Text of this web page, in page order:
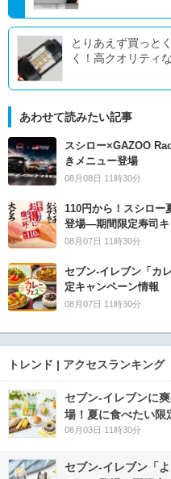
とりあえず買っと
く！高クオリティ
あわせて読みたい記事
スシロー×GAZOO
きメニュー登場
08月08日 11時30分
110円から！スシロー
登場―期間限定寿司
08月07日 11時30分
セブン‐イレブン「カ
定キャンペーン情報
08月07日 11時30分
トレンド | アクセスランキング
セブン‐イレブンに
場！夏に食べたい限
08月03日 11時30分
セブン‐イレブン「